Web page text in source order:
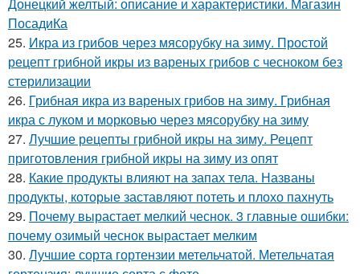
ПосадиКа
25. Икра из грибов через мясорубку на зиму. Простой
рецепт грибной икры из вареных грибов с чесноком без
стерилизации
26. Грибная икра из вареных грибов на зиму. Грибная
икра с луком и морковью через мясорубку на зиму
27. Лучшие рецепты грибной икры на зиму. Рецепт
приготовления грибной икры на зиму из опят
28. Какие продукты влияют на запах тела. Названы
продукты, которые заставляют потеть и плохо пахнуть
29. Почему вырастает мелкий чеснок. 3 главные ошибки:
почему озимый чеснок вырастает мелким
30. Лучшие сорта гортензии метельчатой. Метельчатая